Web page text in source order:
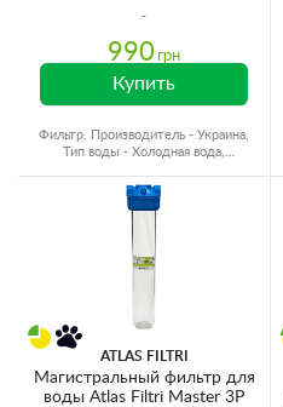
990 грн
Купить
Фильтр, Производитель - Украина,
Тип воды - Холодная вода,
ATLAS FILTRI
Магистральный фильтр для
воды Atlas Filtri Master 3P